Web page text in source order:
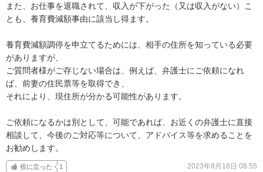
また、お仕事を退職されて、収入が下がった（又は収入がない）こ
とも、養育費減額事由に該当し得ます。
養育費減額調停を申立てるためには、相手の住所を知っている必要
がありますが、
ご質問者様がご存じない場合は、例えば、弁護士にご依頼になれ
ば、前妻の住民票等を取得でき、
それにより、現住所が分かる可能性があります。
ご依頼になるかは別として、可能であれば、お近くの弁護士に直接
相談して、今後のご対応等について、アドバイス等を求めることを
お勧めします。
役に立った 1 2023年8月18日 08:55